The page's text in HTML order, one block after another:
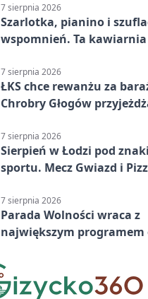
7 sierpnia 2026
Szarlotka, pianino i
wspomnień. Ta kawiarnia
7 sierpnia 2026
ŁKS chce rewanżu za
Chrobry Głogów
7 sierpnia 2026
Sierpień w Łodzi pod
sportu. Mecz Gwiazd i
7 sierpnia 2026
Parada Wolności wraca z
największym programem
platform